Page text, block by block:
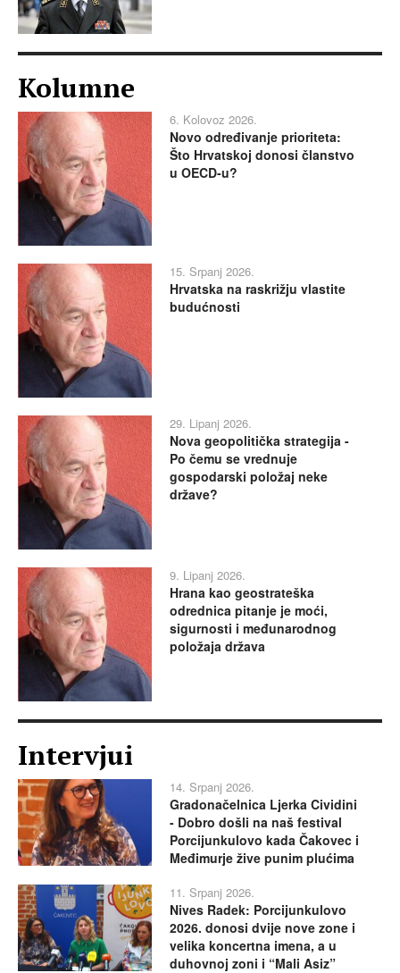
Kolumne
6. Kolovoz 2026.
Novo određivanje prioriteta:
Što Hrvatskoj donosi članstvo
u OECD-u?
15. Srpanj 2026.
Hrvatska na raskrižju vlastite
budućnosti
29. Lipanj 2026.
Nova geopolitička strategija -
Po čemu se vrednuje
gospodarski položaj neke
države?
9. Lipanj 2026.
Hrana kao geostrateška
odrednica pitanje je moći,
sigurnosti i međunarodnog
položaja država
Intervjui
14. Srpanj 2026.
Gradonačelnica Ljerka Cividini
- Dobro došli na naš festival
Porcijunkulovo kada Čakovec i
Međimurje žive punim plućima
11. Srpanj 2026.
Nives Radek: Porcijunkulovo
2026. donosi dvije nove zone i
velika koncertna imena, a u
duhovnoj zoni i “Mali Asiz”